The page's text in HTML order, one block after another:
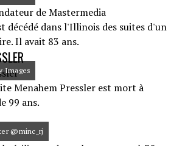
de Mastermedia
décédé dans l'Illinois des suites d'un
Il avait 83 ans.
Images
Menahem Pressler est mort à
99 ans.
@minc_rj